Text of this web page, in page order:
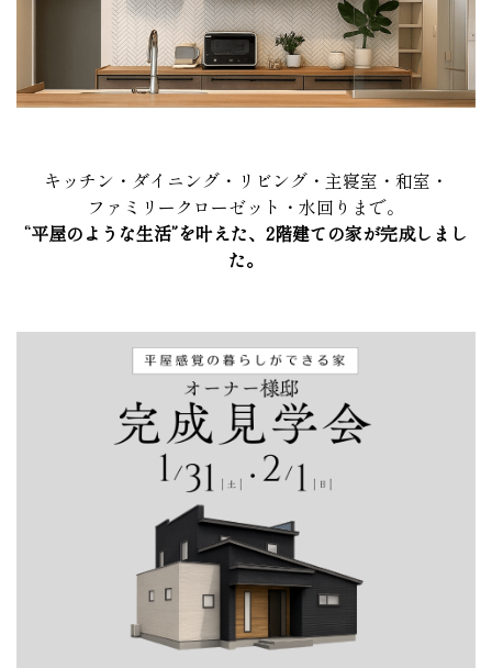
キッチン・ダイニング・リビング・主寝室・和室・
ファミリークローゼット・水回りまで。
“平屋のような生活”を叶えた、2階建ての家が完成しまし
た。